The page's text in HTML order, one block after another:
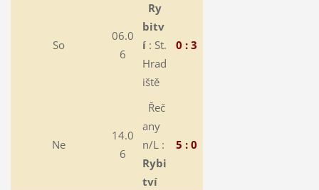
So
06.0
6
Ry
bitv
í: St.
Hrad
iště
0 : 3
Ne
14.0
6
Řeč
any
n/L :
Rybi
tví
5 : 0